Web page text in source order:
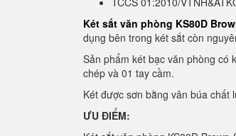
Két sắt văn phòng KS80D
dụng bên trong két sắt còn
Sản phẩm két bạc văn phòng có
chép và 01 tay cầm.
Két được sơn bằng vân búa chất
ƯU ĐIỂM: